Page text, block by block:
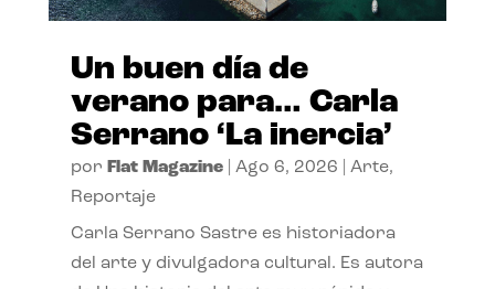
Un buen día de
verano para… Carla
Serrano ‘La inercia’
por Flat Magazine| Ago 6, 2026 Arte,
Reportaje
Carla Serrano Sastre es historiadora
del arte y divulgadora cultural. Es autora